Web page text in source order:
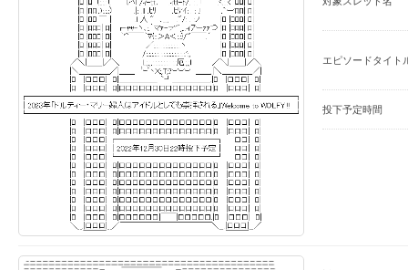
エピソードタイト
投下予定時間